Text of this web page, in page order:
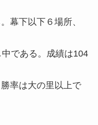
幕下以下６場所、
である。成績は104
率は大の里以上で